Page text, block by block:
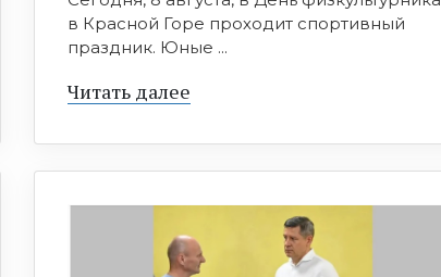
в Красной Горе проходит спортивный
праздник. Юные ...
Читать далее